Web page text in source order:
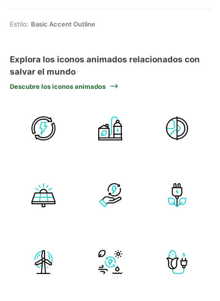
Estilo: Basic Accent Outline
Explora los iconos animados relacionados con
salvar el mundo
Descubre los iconos animados